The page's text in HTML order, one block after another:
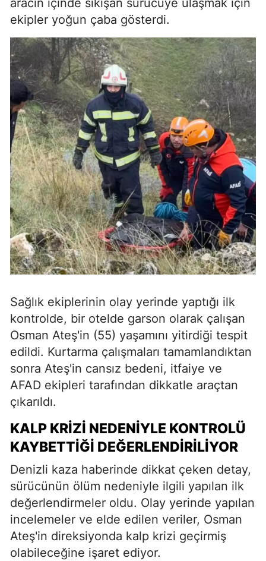
aracın içinde sıkışan sürücüye ulaşmak için
ekipler yoğun çaba gösterdi.
Sağlık ekiplerinin olay yerinde yaptığı ilk
kontrolde, bir otelde garson olarak çalışan
Osman Ateş'in (55) yaşamını yitirdiği tespit
edildi. Kurtarma çalışmaları tamamlandıktan
sonra Ateş'in cansız bedeni, itfaiye ve
AFAD ekipleri tarafından dikkatle araçtan
çıkarıldı.
KALP KRIZI NEDENIYLE KONTROLÜ
KAYBETTIĞI DEĞERLENDIRILIYOR
Denizli kaza haberinde dikkat çeken detay,
sürücünün ölüm nedeniyle ilgili yapılan ilk
değerlendirmeler oldu. Olay yerinde yapılan
incelemeler ve elde edilen veriler, Osman
Ateş'in direksiyonda kalp krizi geçirmiş
olabileceğine işaret ediyor.